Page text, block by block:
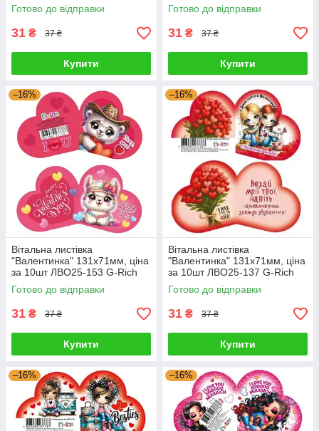
Готово до відправки
31 ₴ 37 ₴
Купити
Готово до відправки
31 ₴ 37 ₴
Купити
–16%
Вітальна листівка
"Валентинка" 131х71мм, ціна
за 10шт ЛВО25-153 G-Rich
Готово до відправки
31 ₴ 37 ₴
Купити
–16%
Вітальна листівка
"Валентинка" 131х71мм, ціна
за 10шт ЛВО25-137 G-Rich
Готово до відправки
31 ₴ 37 ₴
Купити
–16% –16%